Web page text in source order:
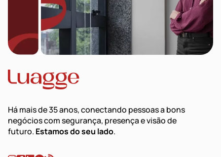
Há mais de 35 anos, conectando pessoas a bons
negócios com segurança, presença e visão de
futuro. Estamos do seu lado.